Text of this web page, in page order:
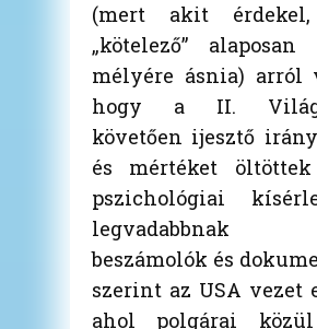
(mert akit
„kötelező”
mélyére ásnia) arról
hogy a II.
követően ijesztő
és mértéket
pszichológiai
beszámolók és
szerint az USA vezet
ahol polgárai